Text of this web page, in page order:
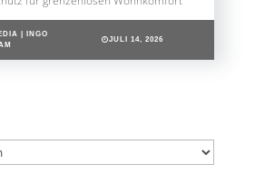
| INGO
JULI 14, 2026